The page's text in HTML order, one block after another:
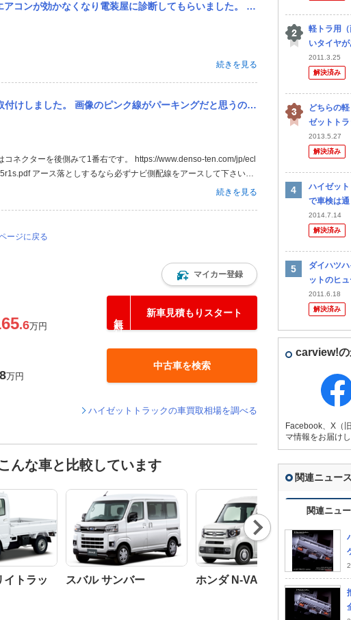
。 症状として、マグネットクラッチが作動したり、しなかったりです。 コンデンサーと電ファンモーターの診断...
続きを見る
ングだと思うのですがこれをエレクトロタップでアースしたら走行中TV見れる様になるのですかね？ ...
コネクターを後側みて1番右です。 https://www.denso-ten.com/jp/ecl
アース落としするなら必ずナビ側配線をアースして下さい。
続きを見る
ージに戻る
マイカー登録
.6万円
新車見積もりスタート
万円
中古車を検索
ハイゼットトラックの車買取相場を調べる
んな車と比較しています
イトラッ
スバル サンバー ホンダ N-VAN
スズ
イ
Nex
t
軽トラ用
いタイヤ
ルサンバー
ますが、
2011.3.25
解決済み
どちらの
ゼットト
クティトラ
います。
2013.5.27
解決済み
ハイゼッ
で車検は
す。 車検
えていた
2014.7.14
解決済み
ダイハツ
ットのヒ
のヒューズ
れも切れ
2011.6.18
解決済み
carview!の
Facebook、X（
マ情報をお届け
関連ニュー
関連ニュ